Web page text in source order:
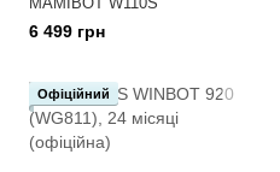
6 499 грн
Офіційний